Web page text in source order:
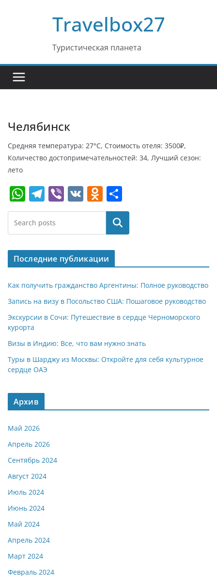
Travelbox27
Туристическая планета
Челябинск
Средняя температура: 27°C, Стоимость отеля: 3500₽,
Количество достопримечательностей: 34, Лучший сезон:
лето
W
h
at
s
A
p
p
T
el
e
gr
a
m
Vi
b
V
K
O
d
o
kl
a
ss
ni
ki
т
п
р
в
и
т
ь
Поиск
Последние публикации
Как получить гражданство Аргентины: Полное руководство
Запись на визу в Посольство США: Пошаговое руководство
Экскурсии в Сочи: Путешествие в сердце Черноморского
курорта
Визы в Индию: Все, что вам нужно знать
Туры в Шарджу из Москвы: Откройте для себя культурное
сердце ОАЭ
Архив
Май 2026
Апрель 2026
Сентябрь 2024
Август 2024
Июль 2024
Июнь 2024
Май 2024
Апрель 2024
Март 2024
Февраль 2024